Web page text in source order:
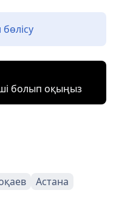
болып оқыңыз
Астана